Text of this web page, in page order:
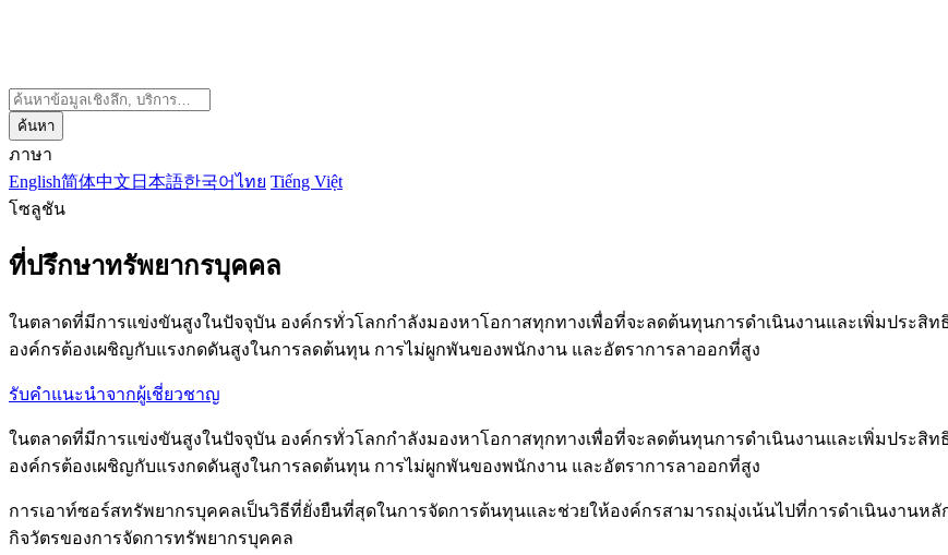
ค้นหา
ภาษา
English简体中文 日本語한국어ไทย Tiếng Việt
โซลูชัน
ที่ปรึกษาทรัพยากรบุคคล
ในตลาดที่มีการแข่งขันสูงในปัจจุบัน องค์กรทั่วโลกกำลังมองหาโอกาสทุกทางเพื่อที่จะลดต้นทุนการดำเนินงานและเพิ่มประ
องค์กรต้องเผชิญกับแรงกดดันสูงในการลดต้นทุน การไม่ผูกพันของพนักงาน และอัตราการลาออกที่สูง
รับคำแนะนำจากผู้เชี่ยวชาญ
ในตลาดที่มีการแข่งขันสูงในปัจจุบัน องค์กรทั่วโลกกำลังมองหาโอกาสทุกทางเพื่อที่จะลดต้นทุนการดำเนินงานและเพิ่มประ
องค์กรต้องเผชิญกับแรงกดดันสูงในการลดต้นทุน การไม่ผูกพันของพนักงาน และอัตราการลาออกที่สูง
การเอาท์ซอร์สทรัพยากรบุคคลเป็นวิธีที่ยั่งยืนที่สุดในการจัดการต้นทุนและช่วยให้องค์กรสามารถมุ่งเน้นไปที่การดำเนินงานหลั
กิจวัตรของการจัดการทรัพยากรบุคคล